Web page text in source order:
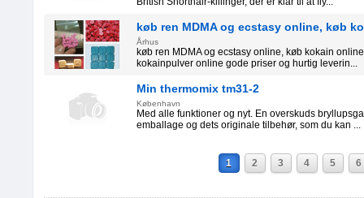
køb ren MDMA og ecstasy online, køb
Århus
køb ren MDMA og ecstasy online, køb kokain
kokainpulver online gode priser og hurtig leverin...
Min thermomix tm31-2
København
Med alle funktioner og nyt. En overskuds
emballage og dets originale tilbehør, som du kan ...
1 2 3 4 5 6